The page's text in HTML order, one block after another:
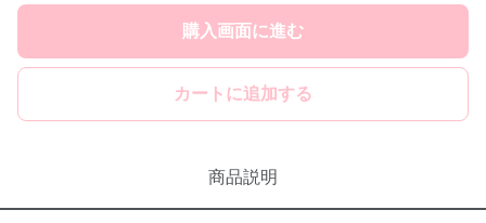
購入画面に進む
カートに追加する
商品説明